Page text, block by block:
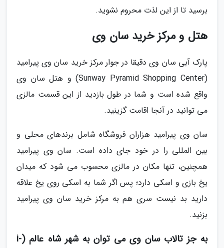
برسید تا از این لذت محروم نشوید.
هتل و مرکز خرید سان وی
پارک آبی سان وی دقیقا در جوار مرکز خرید سان وی پیرامید
(Sunway Pyramid Shopping Center) و هتل سان وی
واقع شده است و شما در طول بازدید از این قسمت مالزی
می توانید در آنجا اقامت گزینید.
سان وی پیرامید هزاران فروشگاه شامل برندهای محلی و
بین المللی را در خود جای داده است. سان وی پیرامید
همچنین، تنها مکان در مالزی محسوب می شود که میدان
یخ بازی و اسکی دارد؛ پس اگر شما به اسکی روی یخ علاقه
دارید بد نیست سری هم به مرکز خرید سان وی پیرامید
بزنید.
به جز تالاب سان وی می توان به شهر شاه عالم (i-